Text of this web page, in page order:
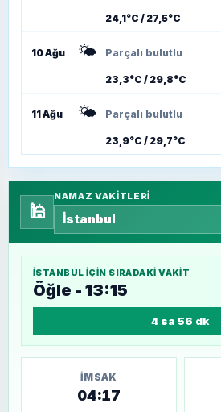
24,1°C / 27,5°C
10 Ağu 🌤️ Parçalı bulutlu
23,3°C / 29,8°C
11 Ağu 🌤️ Parçalı bulutlu
23,9°C / 29,7°C
🕌
NAMAZ VAKITLERI
İSTANBUL IÇIN SIRADAKI VAKIT
Öğle - 13:15
4 sa 56 dk
İMSAK
04:17